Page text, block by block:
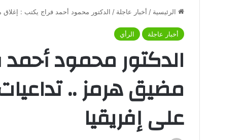
الرئيسية / أخبار عاجلة / الدكتور محمود أحمد فراج يكتب :
أخبار عاجلة الرأي
الدكتور محمود
مضيق هرمز ..
على إفريقيا